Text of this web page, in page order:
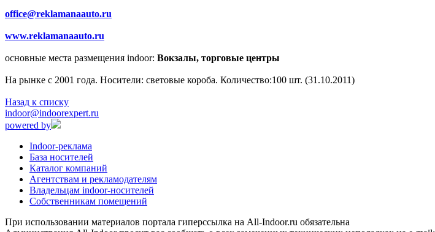
office@reklamanaauto.ru
www.reklamanaauto.ru
основные места размещения indoor: Вокзалы, торговые центры
На рынке с 2001 года. Носители: световые короба. Количество:100 шт. (31.10.2011)
Назад к списку
indoor@indoorexpert.ru
powered by
Indoor-реклама
База носителей
Каталог компаний
Агентствам и рекламодателям
Владельцам indoor-носителей
Собственникам помещений
При использовании материалов портала гиперссылка на All-Indoor.ru обязательна